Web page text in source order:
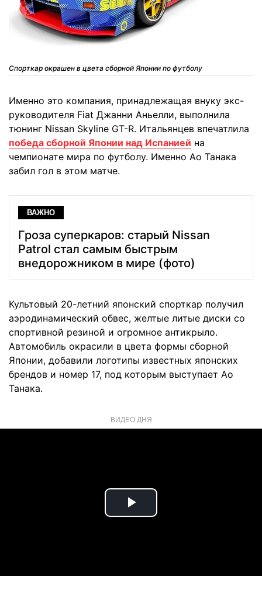
Спорткар окрашен в цвета сборной Японии по футболу
Именно это компания, принадлежащая внуку экс-
руководителя Fiat Джанни Аньелли, выполнила
тюнинг Nissan Skyline GT-R. Итальянцев впечатлила
победа сборной Японии над Испанией на
чемпионате мира по футболу. Именно Ао Танака
забил гол в этом матче.
ВАЖНО
Гроза суперкаров: старый Nissan
Patrol стал самым быстрым
внедорожником в мире (фото)
Культовый 20-летний японский спорткар получил
аэродинамический обвес, желтые литые диски со
спортивной резиной и огромное антикрыло.
Автомобиль окрасили в цвета формы сборной
Японии, добавили логотипы известных японских
брендов и номер 17, под которым выступает Ао
Танака.
ВИДЕО ДНЯ
Play